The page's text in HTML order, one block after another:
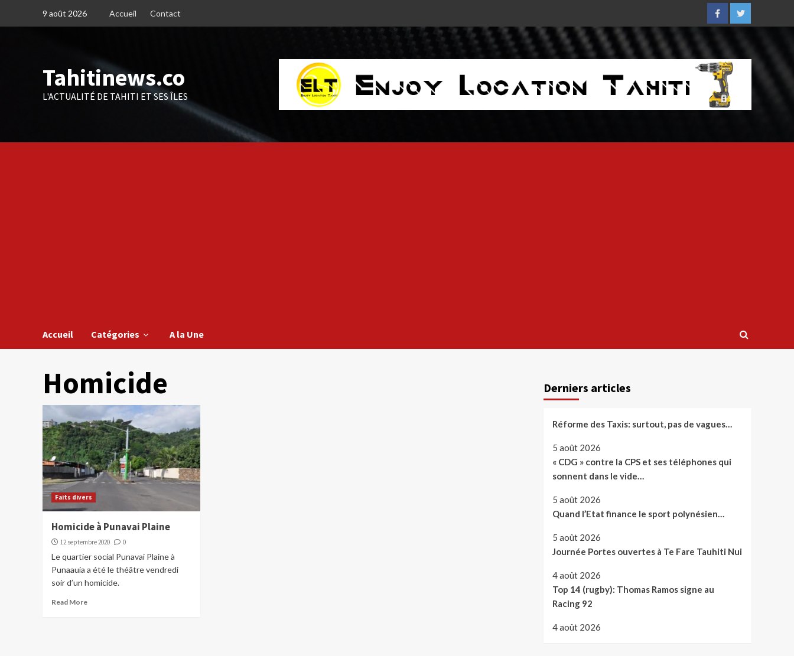
9 août 2026 Accueil Contact
FacebookTwitter
Tahitinews.co
L'ACTUALITÉ DE TAHITI ET SES ÎLES
Accueil Catégories A la Une
Homicide
Faits divers
Homicide à Punavai Plaine
12 septembre 2020 0
Le quartier social Punavai Plaine à
Punaauia a été le théâtre vendredi
soir d’un homicide.
Read More
Derniers articles
Réforme des Taxis: surtout, pas de vagues…
5 août 2026
« CDG » contre la CPS et ses téléphones qui
sonnent dans le vide…
5 août 2026
Quand l’Etat finance le sport polynésien…
5 août 2026
Journée Portes ouvertes à Te Fare Tauhiti Nui
4 août 2026
Top 14 (rugby): Thomas Ramos signe au
Racing 92
4 août 2026